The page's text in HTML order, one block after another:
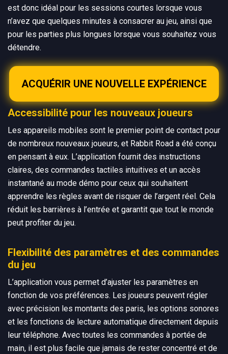
est donc idéal pour les sessions courtes lorsque vous
n’avez que quelques minutes à consacrer au jeu, ainsi que
pour les parties plus longues lorsque vous souhaitez vous
détendre.
ACQUÉRIR UNE NOUVELLE EXPÉRIENCE
Accessibilité pour les nouveaux joueurs
Les appareils mobiles sont le premier point de contact pour
de nombreux nouveaux joueurs, et Rabbit Road a été conçu
en pensant à eux. L’application fournit des instructions
claires, des commandes tactiles intuitives et un accès
instantané au mode démo pour ceux qui souhaitent
apprendre les règles avant de risquer de l’argent réel. Cela
réduit les barrières à l’entrée et garantit que tout le monde
peut profiter du jeu.
Flexibilité des paramètres et des commandes
du jeu
L’application vous permet d’ajuster les paramètres en
fonction de vos préférences. Les joueurs peuvent régler
avec précision les montants des paris, les options sonores
et les fonctions de lecture automatique directement depuis
leur téléphone. Avec toutes les commandes à portée de
main, il est plus facile que jamais de rester concentré et de